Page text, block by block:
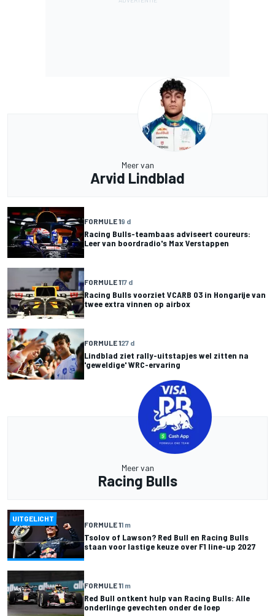
Meer van
Arvid Lindblad
FORMULE 19 d
Racing Bulls-teambaas adviseert coureurs:
Leer van boordradio's Max Verstappen
FORMULE 117 d
Racing Bulls voorziet VCARB 03 in Hongarije van
twee extra vinnen op airbox
FORMULE 127 d
Lindblad ziet rally-uitstapjes wel zitten na
'geweldige' WRC-ervaring
Meer van
Racing Bulls
UITGELICHT
FORMULE 11 m
Tsolov of Lawson? Red Bull en Racing Bulls
staan voor lastige keuze over F1 line-up 2027
FORMULE 11 m
Red Bull ontkent hulp van Racing Bulls: Alle
onderlinge gevechten onder de loep